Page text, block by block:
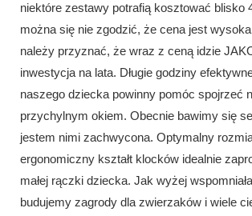
niektóre zestawy potrafią kosztować blisko
można się nie zgodzić, że cena jest
należy przyznać, że wraz z ceną idzie
inwestycja na lata. Długie godziny
naszego dziecka powinny pomóc spojrzeć
przychylnym okiem. Obecnie bawimy się
jestem nimi zachwycona. Optymalny
ergonomiczny kształt klocków idealnie
małej rączki dziecka. Jak wyżej
budujemy zagrody dla zwierzaków i wiele